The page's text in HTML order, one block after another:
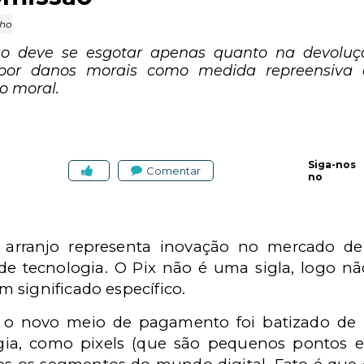
deve se esgotar apenas quanto na
danos morais como medida
moral.
Comentar
Siga-nos
no
representa inovação no mercado
tecnologia. O Pix não é uma sigla, logo
significado específico.
o novo meio de pagamento foi batizado
como pixels (que são pequenos pontos